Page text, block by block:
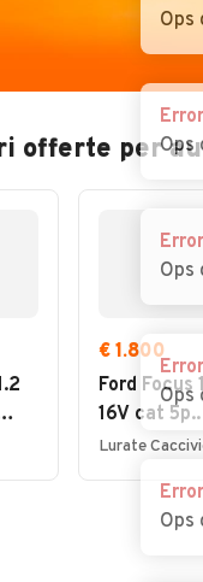
offerte per
€ 1.800
Ford Focus
16V cat 5p.
Ambiente
Ops
Error
Ops
Error
Ops
Error
Ops
Error
Ops